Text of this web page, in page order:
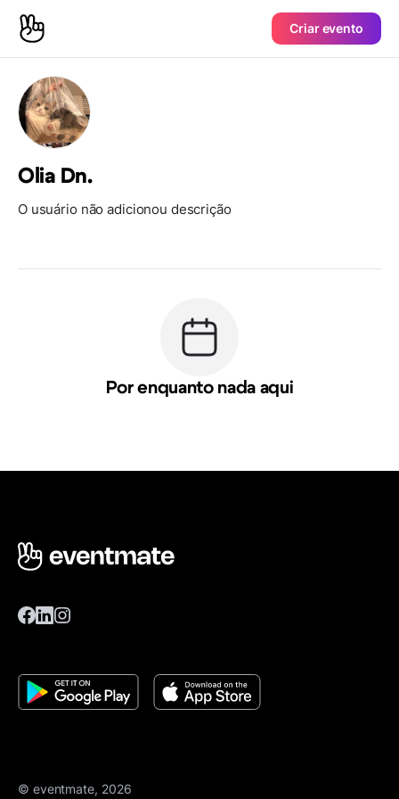
Criar evento
Olia Dn.
O usuário não adicionou descrição
Por enquanto nada aqui
© eventmate, 2026